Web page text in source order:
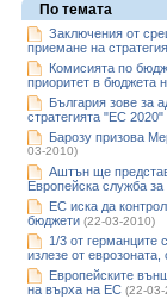
По темата
Заключения от
приемане на
Комисията по
приоритет в бюджета
България зове за
стратегията "ЕС 2020"
Барозу призова
03-2010)
Аштън ще
Европейска служба
ЕС иска да
бюджети (22-03-2010)
1/3 от германците
излезе от
Европейските
на върха на ЕС (22-